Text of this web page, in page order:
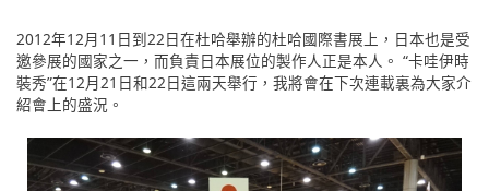
2012年12月11日到22日在杜哈舉辦的杜哈國際書展上，日本也是受
邀參展的國家之一，而負責日本展位的製作人正是本人。 “卡哇伊時
裝秀”在12月21日和22日這兩天舉行，我將會在下次連載裏為大家介
紹會上的盛況。